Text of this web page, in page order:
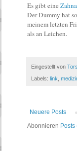
Es gibt eine
Der Dummy hat
meinem letzten
als an Leichen.
Eingestellt von
Labels: link
Neuere Posts
Abonnieren Posts